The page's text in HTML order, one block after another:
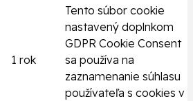
1 rok
Tento súbor cookie
nastavený doplnkom
GDPR Cookie Consent
sa používa na
zaznamenanie súhlasu
používateľa s cookies v